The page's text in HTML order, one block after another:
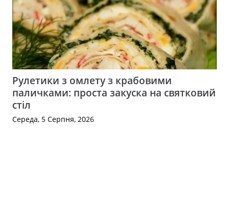
Рулетики з омлету з крабовими
паличками: проста закуска на святковий
стіл
Середа, 5 Серпня, 2026